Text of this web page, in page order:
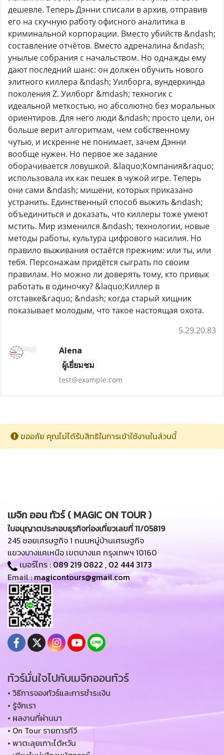
дешевле. Теперь Дэнни списали в архив, отправив
его на скучную работу офисного аналитика в
криминальной корпорации. Вместо убийств &ndash;
составление отчётов. Вместо адреналина &ndash;
унылые собрания с начальством. Но однажды ему
дают последний шанс: он должен обучить нового
элитного киллера &ndash; Уилборга, вундеркинда
поколения Z. Уилборг &mdash; техногик с
идеальной меткостью, но абсолютно без моральных
ориентиров. Для него люди &ndash; просто цели, он
больше верит алгоритмам, чем собственному
чутью, и искренне не понимает, зачем Дэнни
вообще нужен. Но первое же задание
оборачивается ловушкой. &laquo;Компания&raquo;
использовала их как пешек в чужой игре. Теперь
они сами &ndash; мишени, которых приказано
устранить. Единственный способ выжить &ndash;
объединиться и доказать, что киллеры тоже умеют
мстить. Мир изменился &ndash; технологии, новые
методы работы, культура цифрового насилия. Но
правило выживания остаётся прежним: или ты, или
тебя. Персонажам придётся сыграть по своим
правилам. Но можно ли доверять тому, кто привык
работать в одиночку? &laquo;Киллер в
отставке&raquo; &ndash; когда старый хищник
показывает молодым, что такое настоящая охота.
5.29.20.83
Alena
ผู้เยี่ยมชม
test@example.com
ขออภัย คุณไม่ได้รับสิทธิในการเข้าใช้งานในส่วนนี้
เมจิก ออน ทัวร์ ( MAGIC ON TOUR )
ใบอนุญาตประกอบธุรกิจท่องเที่ยวเลขที่ 11/05819
245 ซอยเศรษฐกิจ 1 ถนนหมู่บ้านเศรษฐกิจ
แขวงบางแคเหนือ เขตบางแค กรุงเทพฯ 10160
เบอร์โทร :089 219 0822 , 02 444 3173
Email :magicontours@gmail.com
ทัวร์มั่นใจไปกับเมจิกออนทัวร์
• วิธีการจองทัวร์และการชำระเงิน
• รู้จักเรา
• ผลงานที่ผ่านมา
• On Tour รายการทีวี
• พาตะลุยเกาะไต้หวัน